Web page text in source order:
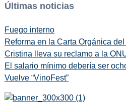
Últimas noticias
Fuego interno
Reforma en la Carta Orgánica del
Cristina lleva su reclamo a la
El salario mínimo debería ser
Vuelve “VinoFest”